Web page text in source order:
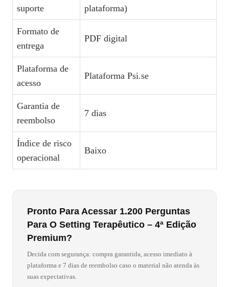
suporte
plataforma)
Formato de
entrega
PDF digital
Plataforma de
acesso
Plataforma Psi.se
Garantia de
reembolso
7 dias
Índice de risco
operacional
Baixo
Pronto Para Acessar 1.200 Perguntas
Para O Setting Terapêutico – 4ª Edição
Premium?
Decida com segurança: compra garantida, acesso imediato à
plataforma e 7 dias de reembolso caso o material não atenda às
suas expectativas.